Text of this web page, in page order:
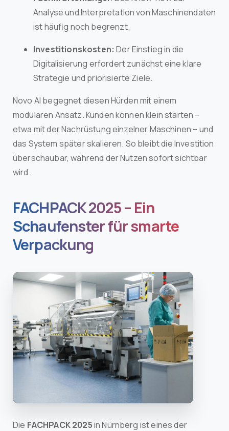
Analyse und Interpretation von Maschinendaten
ist häufig noch begrenzt.
Investitionskosten: Der Einstieg in die
Digitalisierung erfordert zunächst eine klare
Strategie und priorisierte Ziele.
Novo AI begegnet diesen Hürden mit einem
modularen Ansatz. Kunden können klein starten –
etwa mit der Nachrüstung einzelner Maschinen – und
das System später skalieren. So bleibt die Investition
überschaubar, während der Nutzen sofort sichtbar
wird.
FACHPACK 2025 – Ein
Schaufenster für smarte
Verpackung
Die FACHPACK 2025in Nürnberg ist eines der